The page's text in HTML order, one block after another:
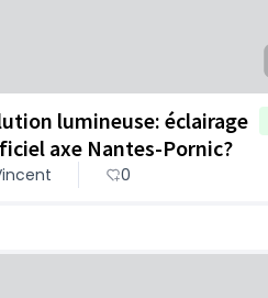
lumineuse: éclairage
axe Nantes-Pornic?
0